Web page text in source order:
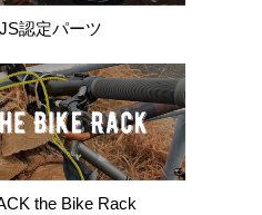
認定パーツ
the Bike Rack